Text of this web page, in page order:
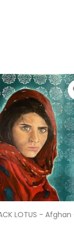
Anteprima
LOTUS - Afghan